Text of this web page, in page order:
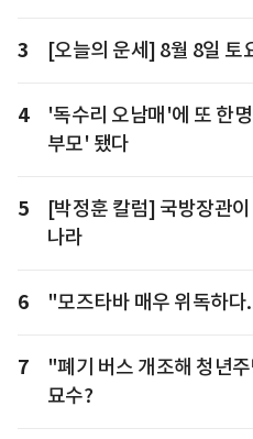
3 [오늘의 운세] 8월 8일 토
4
'독수리 오남매'에 또 한
부모' 됐다
5
[박정훈 칼럼] 국방장관
나라
6 "모즈타바 매우 위독하
7
"폐기 버스 개조해 청년
묘수?